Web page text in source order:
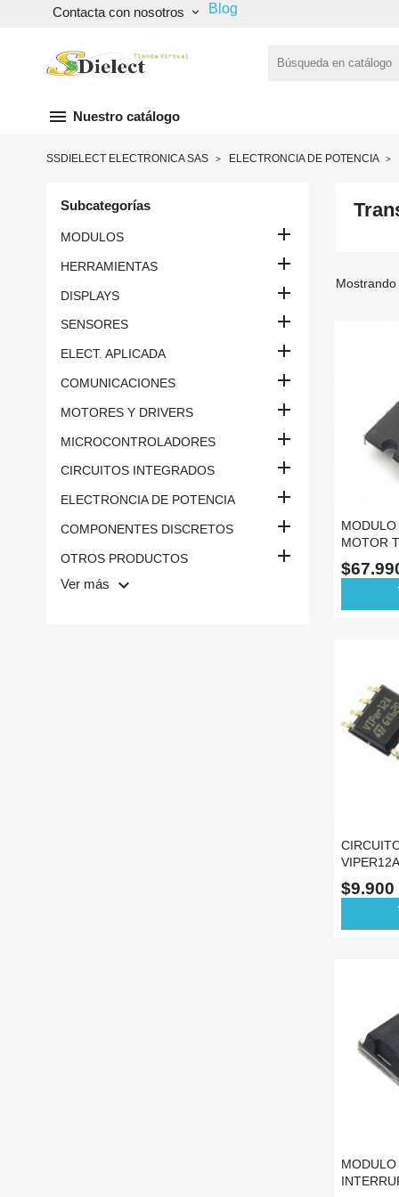
Contacta con nosotros keyboard_arrow_down Blog
menu Nuestro catálogo
SSDIELECT ELECTRONICA SAS ELECTRONCIA DE POTENCIA
Subcategorías
MODULOS 
HERRAMIENTAS 
DISPLAYS 
SENSORES 
ELECT. APLICADA 
COMUNICACIONES 
MOTORES Y DRIVERS 
MICROCONTROLADORES 
CIRCUITOS INTEGRADOS 
ELECTRONCIA DE POTENCIA 
COMPONENTES DISCRETOS 
OTROS PRODUCTOS 
Ver más keyboard_arrow_down
MOTOR
SMD SOP
$9.900